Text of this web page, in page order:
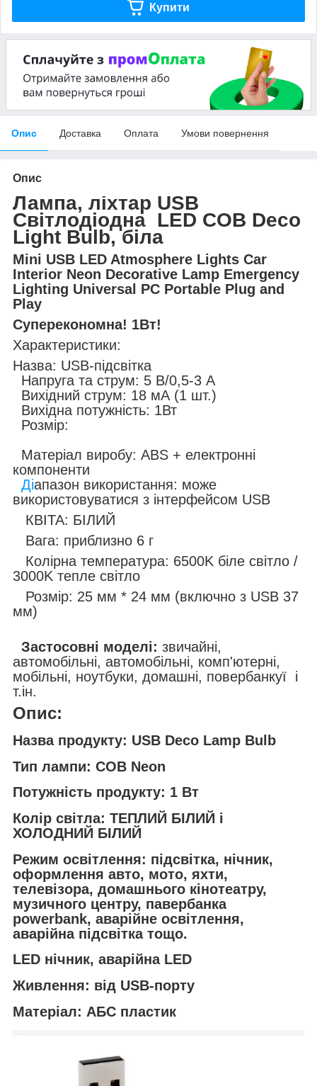
Купити
Опис Доставка Оплата Умови повернення
Опис
Лампа, ліхтар USB
Світлодіодна LED COB Deco
Light Bulb, біла
Mini USB LED Atmosphere Lights Car
Interior Neon Decorative Lamp Emergency
Lighting Universal PC Portable Plug and
Play
Суперекономна! 1Вт!
Характеристики:
Назва: USB-підсвітка
Напруга та струм: 5 В/0,5-3 А
Вихідний струм: 18 мА (1 шт.)
Вихідна потужність: 1Вт
Розмір:
Матеріал виробу: ABS + електронні
компоненти
Діапазон використання: може
використовуватися з інтерфейсом USB
КВІТА: БІЛИЙ
Вага: приблизно 6 г
Колірна температура: 6500K біле світло /
3000K тепле світло
Розмір: 25 мм * 24 мм (включно з USB 37
мм)
Застосовні моделі: звичайні,
автомобільні, автомобільні, комп'ютерні,
мобільні, ноутбуки, домашні, повербанкуї і
т.ін.
Опис:
Назва продукту: USB Deco Lamp Bulb
Тип лампи: COB Neon
Потужність продукту: 1 Вт
Колір світла: ТЕПЛИЙ БІЛИЙ і
ХОЛОДНИЙ БІЛИЙ
Режим освітлення: підсвітка, нічник,
оформлення авто, мото, яхти,
телевізора, домашнього кінотеатру,
музичного центру, павербанка
powerbank, аварійне освітлення,
аварійна підсвітка тощо.
LED нічник, аварійна LED
Живлення: від USB-порту
Матеріал: АБС пластик